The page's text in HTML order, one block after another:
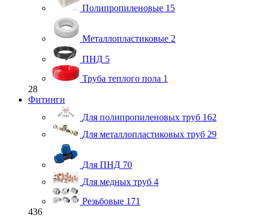
Полипропиленовые 15
Металлопластиковые 2
ПНД 5
Труба теплого пола 1
28
Фитинги
Для полипропиленовых труб 162
Для металлопластиковых труб 29
Для ПНД 70
Для медных труб 4
Резьбовые 171
436